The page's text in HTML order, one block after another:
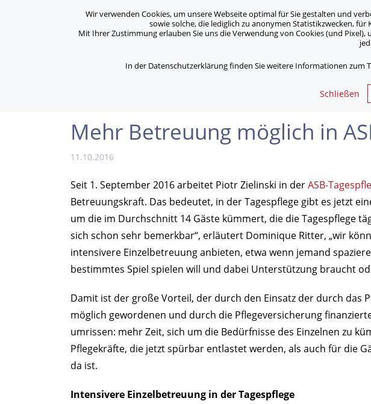
Standorte Jobs / Karriere
ASB Bonn/Rhein-Sieg/Eifel e.V.
Unsere Angebote
Mehr Betreuung möglich in
11.10.2016
Seit 1. September 2016 arbeitet Piotr Zielinski in derASB-
Betreuungskraft. Das bedeutet, in der Tagespflege gibt es jetzt
um die im Durchschnitt 14 Gäste kümmert, die die Tagespflege
sich schon sehr bemerkbar“, erläutert Dominique Ritter, „wir
intensivere Einzelbetreuung anbieten, etwa wenn jemand
bestimmtes Spiel spielen will und dabei Unterstützung braucht
Damit ist der große Vorteil, der durch den Einsatz der durch das
möglich gewordenen und durch die Pflegeversicherung
umrissen: mehr Zeit, sich um die Bedürfnisse des Einzelnen zu
Pflegekräfte, die jetzt spürbar entlastet werden, als auch für die
da ist.
Intensivere Einzelbetreuung in der Tagespflege
Wir verwenden Cookies, um unsere Webseite optimal für Sie gestalten und
sowie solche, die lediglich zu anonymen Statistikzwecken,
Mit Ihrer Zustimmung erlauben Sie uns die Verwendung von Cookies (und
In der Datenschutzerklärung finden Sie weitere Informationen
Schließen